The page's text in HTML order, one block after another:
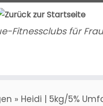
Fitnessclubs für
» Heidi | 5kg/5%